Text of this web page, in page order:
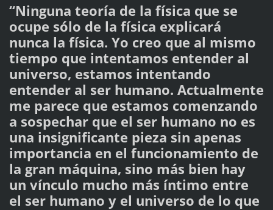
“Ninguna teoría de la física que se
ocupe sólo de la física explicará
nunca la física. Yo creo que al mismo
tiempo que intentamos entender al
universo, estamos intentando
entender al ser humano. Actualmente
me parece que estamos comenzando
a sospechar que el ser humano no es
una insignificante pieza sin apenas
importancia en el funcionamiento de
la gran máquina, sino más bien hay
un vínculo mucho más íntimo entre
el ser humano y el universo de lo que